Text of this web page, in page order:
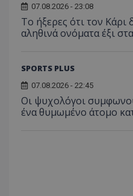
07.08.2026 - 23:08
Το ήξερες ότι τον Κάρι
αληθινά ονόματα έξι
SPORTS PLUS
07.08.2026 - 22:45
Οι ψυχολόγοι
ένα θυμωμένο άτομο